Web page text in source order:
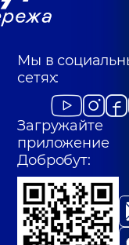
Мы в
сетях:
Загружайте
приложение
Добробут: